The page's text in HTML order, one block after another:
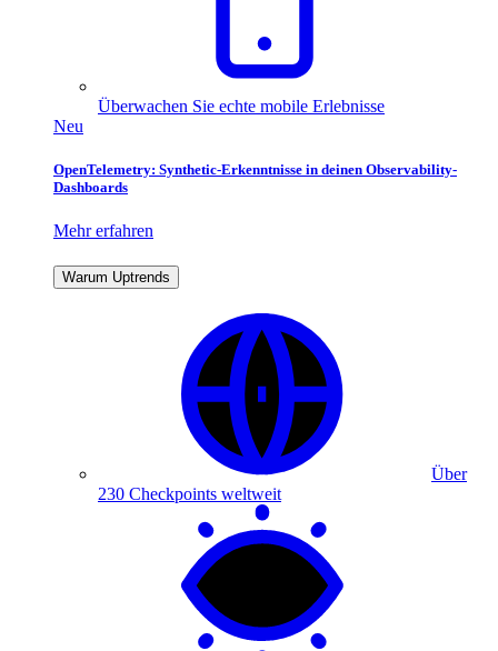
Überwachen Sie echte mobile Erlebnisse
Neu
OpenTelemetry: Synthetic-Erkenntnisse in deinen Observability-
Dashboards
Mehr erfahren
Warum Uptrends
Über
230 Checkpoints weltweit